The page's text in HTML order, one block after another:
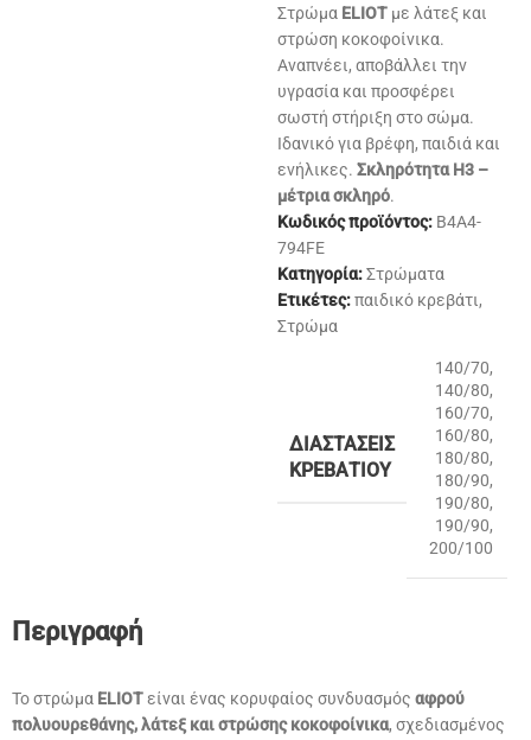
Στρώμα ELIOT με λάτεξ και
στρώση κοκοφοίνικα.
Αναπνέει, αποβάλλει την
υγρασία και προσφέρει
σωστή στήριξη στο σώμα.
Ιδανικό για βρέφη, παιδιά και
ενήλικες. Σκληρότητα H3 –
μέτρια σκληρό.
Κωδικός προϊόντος: B4A4-
794FE
Κατηγορία:Στρώματα
Ετικέτες:παιδικό κρεβάτι,
Στρώμα
ΔΙΑΣΤΆΣΕΙΣ
ΚΡΕΒΑΤΙΟΎ
140/70,
140/80,
160/70,
160/80,
180/80,
180/90,
190/80,
190/90,
200/100
Περιγραφή
Το στρώμα ELIOTείναι ένας κορυφαίος συνδυασμός αφρού
πολυουρεθάνης, λάτεξ και στρώσης κοκοφοίνικα, σχεδιασμένος